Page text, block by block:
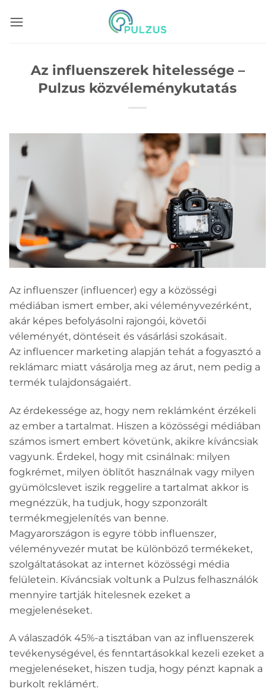
Az influenszerek hitelessége –
Pulzus közvéleménykutatás
Az influenszer (influencer) egy a közösségi
médiában ismert ember, aki véleményvezérként,
akár képes befolyásolni rajongói, követői
véleményét, döntéseit és vásárlási szokásait.
Az influencer marketing alapján tehát a fogyasztó a
reklámarc miatt vásárolja meg az árut, nem pedig a
termék tulajdonságaiért.
Az érdekessége az, hogy nem reklámként érzékeli
az ember a tartalmat. Hiszen a közösségi médiában
számos ismert embert követünk, akikre kíváncsiak
vagyunk. Érdekel, hogy mit csinálnak: milyen
fogkrémet, milyen öblítőt használnak vagy milyen
gyümölcslevet iszik reggelire a tartalmat akkor is
megnézzük, ha tudjuk, hogy szponzorált
termékmegjelenítés van benne.
Magyarországon is egyre több influenszer,
véleményvezér mutat be különböző termékeket,
szolgáltatásokat az internet közösségi média
felületein. Kíváncsiak voltunk a Pulzus felhasználók
mennyire tartják hitelesnek ezeket a
megjelenéseket.
A válaszadók 45%-a tisztában van az influenszerek
tevékenységével, és fenntartásokkal kezeli ezeket a
megjelenéseket, hiszen tudja, hogy pénzt kapnak a
burkolt reklámért.